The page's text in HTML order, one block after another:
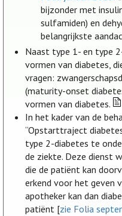
bijzonder met
sulfamiden) en
belangrijkste
Naast type 1- en type
vormen van diabetes,
vragen:
(maturity-onset
vormen van diabetes.
In het kader van de
“Opstarttraject
type 2-diabetes te
de ziekte. Deze dienst
die de patiënt kan
erkend voor het geven
apotheker kan dan
patiënt [zie Folia